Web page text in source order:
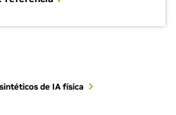
de IA física